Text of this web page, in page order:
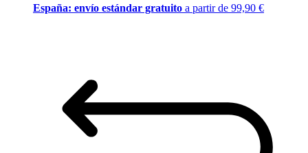
España: envío estándar gratuito a partir de 99,90 €